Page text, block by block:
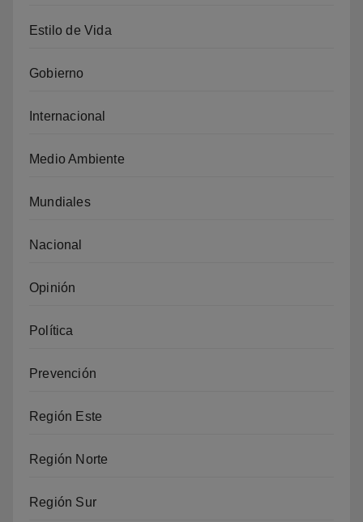
Estilo de Vida
Gobierno
Internacional
Medio Ambiente
Mundiales
Nacional
Opinión
Política
Prevención
Región Este
Región Norte
Región Sur